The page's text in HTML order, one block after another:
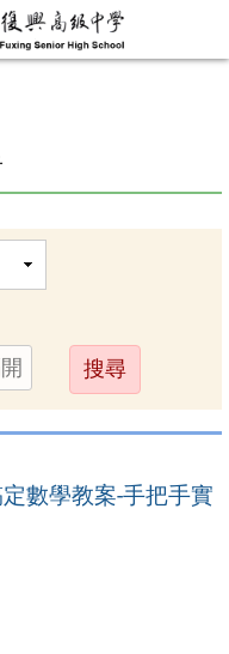
送
出
定數學教案-手把手實